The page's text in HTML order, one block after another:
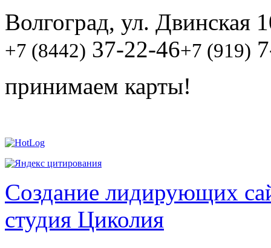
Волгоград, ул. Двинская
+7 (8442) 37-22-46+7 (919)
принимаем карты!
Создание лидирующих
студия Циколия